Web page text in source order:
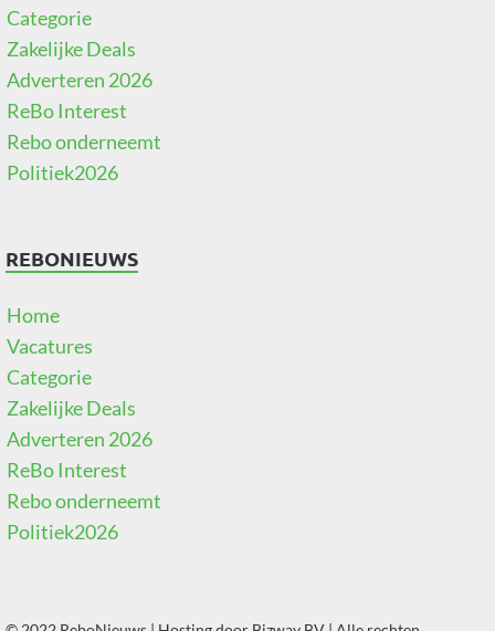
Categorie
Zakelijke Deals
Adverteren 2026
ReBo Interest
Rebo onderneemt
Politiek2026
REBONIEUWS
Home
Vacatures
Categorie
Zakelijke Deals
Adverteren 2026
ReBo Interest
Rebo onderneemt
Politiek2026